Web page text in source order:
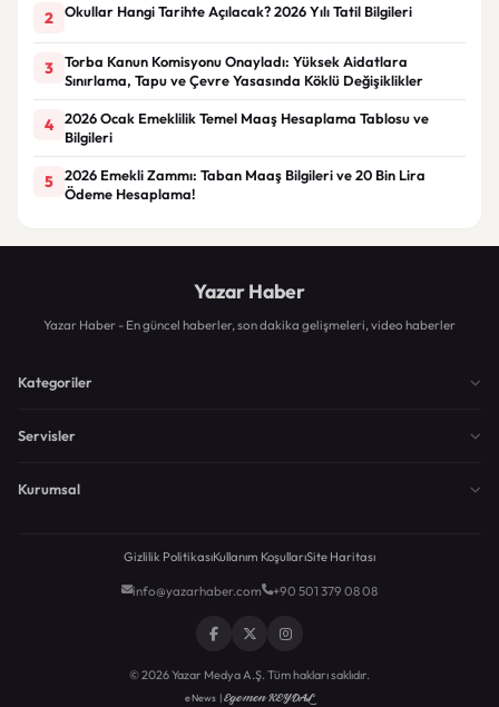
2 Okullar Hangi Tarihte Açılacak? 2026 Yılı Tatil Bilgileri
3
Torba Kanun Komisyonu Onayladı: Yüksek Aidatlara
Sınırlama, Tapu ve Çevre Yasasında Köklü Değişiklikler
4
2026 Ocak Emeklilik Temel Maaş Hesaplama Tablosu ve
Bilgileri
5
2026 Emekli Zammı: Taban Maaş Bilgileri ve 20 Bin Lira
Ödeme Hesaplama!
Yazar Haber
Yazar Haber - En güncel haberler, son dakika gelişmeleri, video haberler
Kategoriler
Servisler
Kurumsal
Gizlilik PolitikasıKullanım KoşullarıSite Haritası
info@yazarhaber.com +90 501 379 08 08
© 2026 Yazar Medya A.Ş. Tüm hakları saklıdır.
eNews |Egemen KEYDAL